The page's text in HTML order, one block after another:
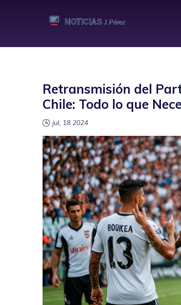
Retransmisión del
Chile: Todo lo que
jul, 18 2024